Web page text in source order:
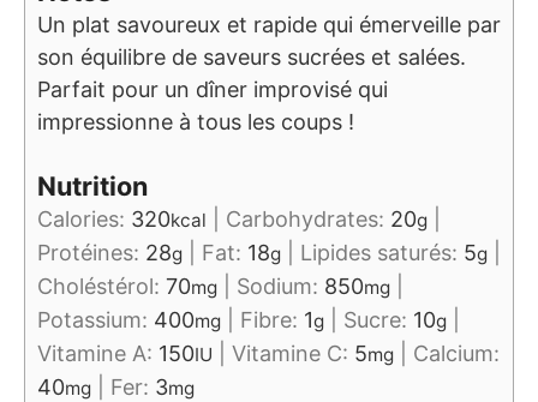
Un plat savoureux et rapide qui émerveille par
son équilibre de saveurs sucrées et salées.
Parfait pour un dîner improvisé qui
impressionne à tous les coups !
Nutrition
Calories: 320kcal Carbohydrates: 20g
Protéines: 28g Fat: 18g Lipides saturés: 5g
Choléstérol: 70mg Sodium: 850mg
Potassium: 400mg Fibre: 1g Sucre: 10g
Vitamine A: 150IU Vitamine C: 5mg
Calcium:
40mg Fer: 3mg